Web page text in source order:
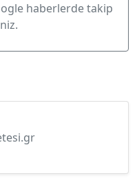
haberlerde takip